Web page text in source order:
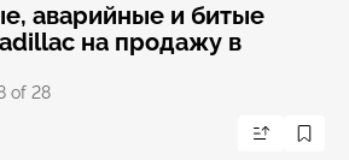
аварийные и битые
на продажу в
of 28